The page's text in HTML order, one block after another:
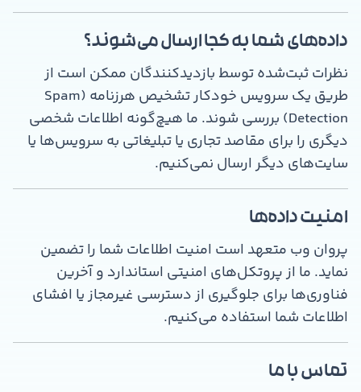
داده‌های شما به کجا ارسال می‌شوند؟
نظرات ثبت‌شده توسط بازدیدکنندگان ممکن است از
طریق یک سرویس خودکار تشخیص هرزنامه (Spam
Detection) بررسی شوند. ما هیچ‌گونه اطلاعات شخصی
دیگری را برای مقاصد تجاری یا تبلیغاتی به سرویس‌ها یا
سایت‌های دیگر ارسال نمی‌کنیم.
امنیت داده‌ها
پروان وب متعهد است امنیت اطلاعات شما را تضمین
نماید. ما از پروتکل‌های امنیتی استاندارد و آخرین
فناوری‌ها برای جلوگیری از دسترسی غیرمجاز یا افشای
اطلاعات شما استفاده می‌کنیم.
تماس با ما